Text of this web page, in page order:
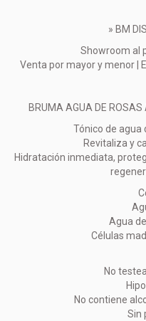
» BM
Showroom al
Venta por mayor y menor |
BRUMA AGUA DE
Tónico de agua
Revitaliza y
Hidratación inmediata,
Agua
Células
No
No contiene
Sin